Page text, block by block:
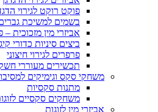
פוקט רוקט לגירוי
בשמים למשיכת
אביזרי מין מזכוכית –
ביצים סיניות כדורי
פרפרים לגירוי חיצוני
תכשירים מעוררי
משחקי סקס וגימיקים
מתנות סקסיות
משחקים סקסיים
אביזרי מין לזוגות